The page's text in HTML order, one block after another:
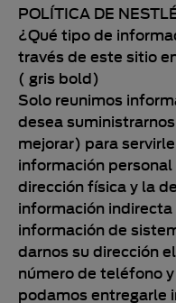
POLÍTICA DE
¿Qué tipo de
través de este sitio
( gris bold)
Solo reunimos
desea
mejorar) para
información
dirección física y la
información
información de
darnos su dirección
número de teléfono
podamos entregarle